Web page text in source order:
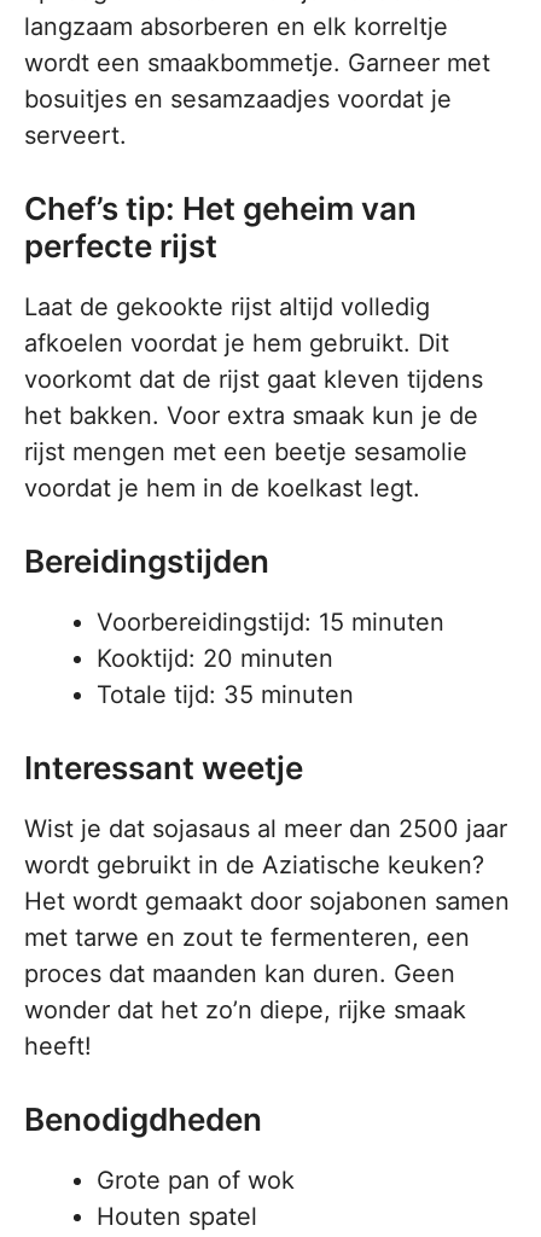
langzaam absorberen en elk korreltje
wordt een smaakbommetje. Garneer met
bosuitjes en sesamzaadjes voordat je
serveert.
Chef’s tip: Het geheim van
perfecte rijst
Laat de gekookte rijst altijd volledig
afkoelen voordat je hem gebruikt. Dit
voorkomt dat de rijst gaat kleven tijdens
het bakken. Voor extra smaak kun je de
rijst mengen met een beetje sesamolie
voordat je hem in de koelkast legt.
Bereidingstijden
Voorbereidingstijd: 15 minuten
Kooktijd: 20 minuten
Totale tijd: 35 minuten
Interessant weetje
Wist je dat sojasaus al meer dan 2500 jaar
wordt gebruikt in de Aziatische keuken?
Het wordt gemaakt door sojabonen samen
met tarwe en zout te fermenteren, een
proces dat maanden kan duren. Geen
wonder dat het zo’n diepe, rijke smaak
heeft!
Benodigdheden
Grote pan of wok
Houten spatel